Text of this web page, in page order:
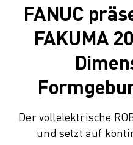
CNC-FUNKTIONEN/OPTIONEN
SIMULATION - DIGITALER
CNC-NACHHALTIGKEIT
RETROFIT LÖSUNGEN
ROBOTERFILTER
INDUSTRIEROBOTER
FANUC
FAKUMA
Der vollelektrische
und setzt auf